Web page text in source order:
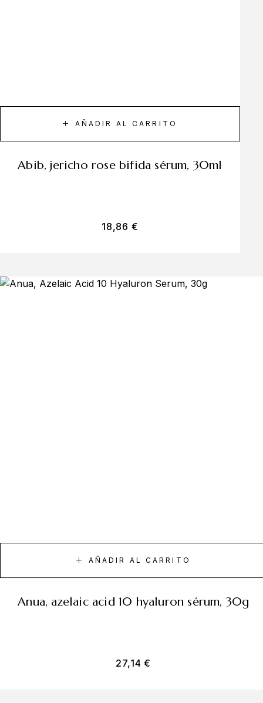
AÑADIR AL CARRITO
abib, jericho rose bifida sérum, 30ml
18,86 €
AÑADIR AL CARRITO
anua, azelaic acid 10 hyaluron sérum, 30g
27,14€